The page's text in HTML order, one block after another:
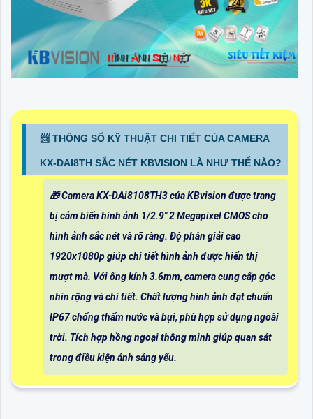
📨 THÔNG SỐ KỸ THUẬT CHI TIẾT CỦA CAMERA
KX-DAI8TH SẮC NÉT KBVISION LÀ NHƯ THẾ NÀO?
🎁 Camera KX-DAi8108TH3 của KBvision được trang
bị cảm biến hình ảnh 1/2.9" 2 Megapixel CMOS cho
hình ảnh sắc nét và rõ ràng. Độ phân giải cao
1920x1080p giúp chi tiết hình ảnh được hiển thị
mượt mà. Với ống kính 3.6mm, camera cung cấp góc
nhìn rộng và chi tiết. Chất lượng hình ảnh đạt chuẩn
IP67 chống thấm nước và bụi, phù hợp sử dụng ngoài
trời. Tích hợp hồng ngoại thông minh giúp quan sát
trong điều kiện ánh sáng yếu.